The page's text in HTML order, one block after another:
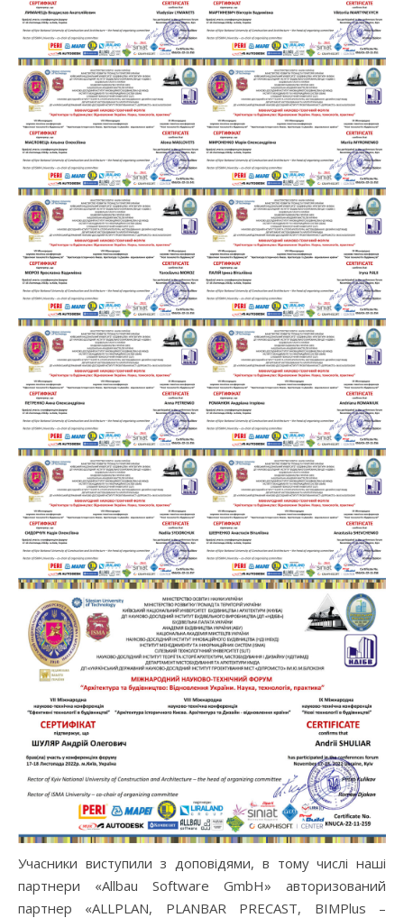
Учасники виступили з доповідями, в тому числі наші
партнери «Allbau Software GmbH» авторизований
партнер «ALLPLAN, PLANBAR PRECAST, BIMPlus –